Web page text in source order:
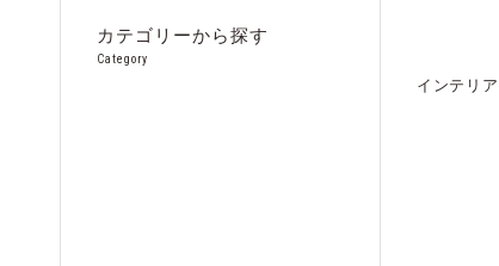
カテゴリーから探す
Category
インテリア